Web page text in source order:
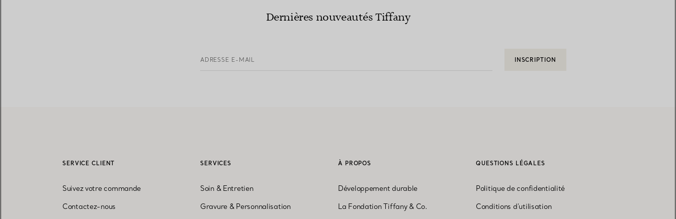
Dernières nouveautés Tiffany
ADRESSE E-MAIL INSCRIPTION
SERVICE CLIENT
Suivez votre commande
Contactez-nous
SERVICES
Soin & Entretien
Gravure & Personnalisation
À PROPOS
Développement durable
La Fondation Tiffany & Co.
QUESTIONS LÉGALES
Politique de confidentialité
Conditions d'utilisation